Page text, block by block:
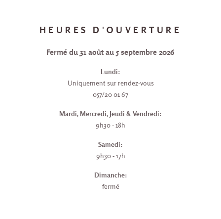
HEURES D'OUVERTURE
Fermé du 31 août au 5 septembre 2026
Lundi:
Uniquement sur rendez-vous
057/20 01 67
Mardi, Mercredi, Jeudi & Vendredi:
9h30 - 18h
Samedi:
9h30 - 17h
Dimanche:
fermé